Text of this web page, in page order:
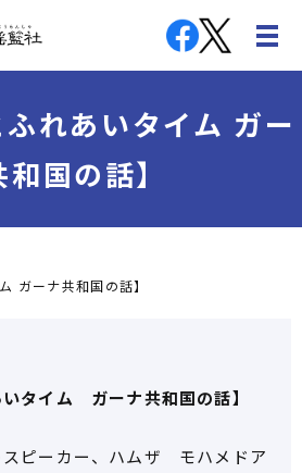
ふれあいタイム ガー
国の話】
ガーナ共和国の話】
いタイム ガーナ共和国の話】
スピーカー、ハムザ モハメドア